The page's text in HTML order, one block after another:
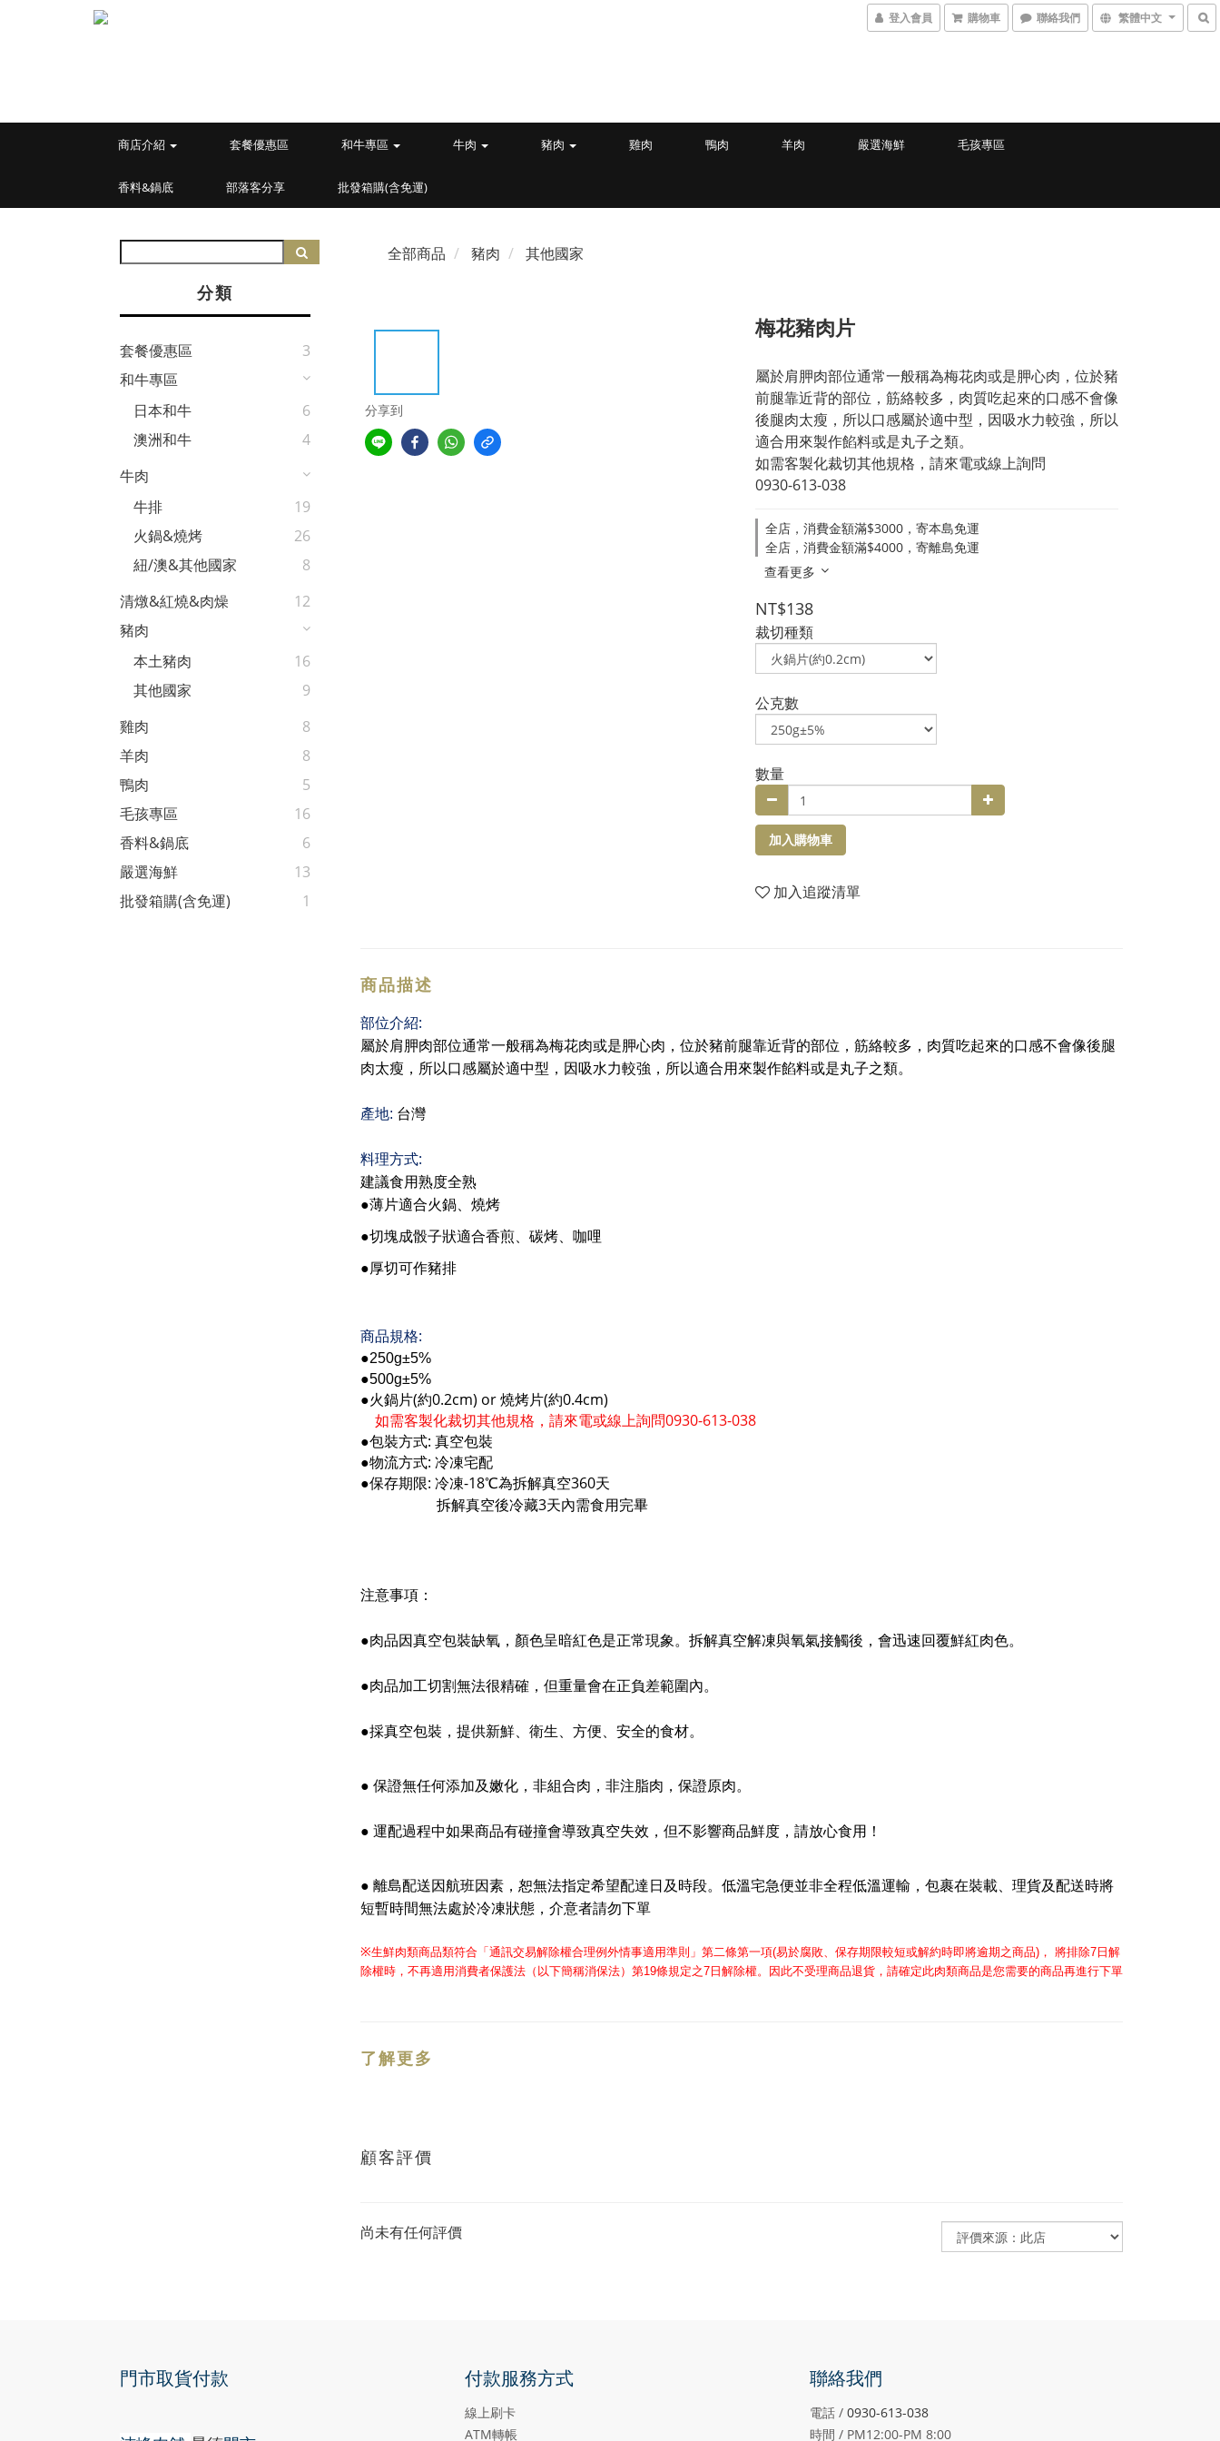
登入會員 購物車 聯絡我們 繁體中文
商店介紹 套餐優惠區 和牛專區 牛肉 豬肉 雞肉 鴨肉 羊肉 嚴選海鮮 毛孩專區
香料&鍋底 部落客分享 批發箱購(含免運)
分類
套餐優惠區
3
和牛專區
日本和牛
6
澳洲和牛
4
牛肉
牛排
19
火鍋&燒烤
26
紐/澳&其他國家
8
清燉&紅燒&肉燥
12
豬肉
本土豬肉
16
其他國家
9
雞肉
8
羊肉
8
鴨肉
5
毛孩專區
16
香料&鍋底
6
嚴選海鮮
13
批發箱購(含免運)
1
全部商品 豬肉 其他國家
分享到
梅花豬肉片
屬於肩胛肉部位通常一般稱為梅花肉或是胛心肉，位於豬
前腿靠近背的部位，筋絡較多，肉質吃起來的口感不會像
後腿肉太瘦，所以口感屬於適中型，因吸水力較強，所以
適合用來製作餡料或是丸子之類。
如需客製化裁切其他規格，請來電或線上詢問
0930-613-038
全店，消費金額滿$3000，寄本島免運
全店，消費金額滿$4000，寄離島免運
查看更多
NT$138
裁切種類
公克數
數量
加入購物車
加入追蹤清單
商品描述
部位介紹:
屬於肩胛肉部位通常一般稱為梅花肉或是胛心肉，位於豬前腿靠近背的部位，筋絡較多，肉質吃起來的口感不會像後腿
肉太瘦，所以口感屬於適中型，因吸水力較強，所以適合用來製作餡料或是丸子之類。
產地: 台灣
料理方式:
建議食用熟度全熟
●薄片適合火鍋、燒烤
●切塊成骰子狀適合香煎、碳烤、咖哩
●厚切可作豬排
商品規格:
●250g±5%
●500g±5%
●火鍋片(約0.2cm) or 燒烤片(約0.4cm)
如需客製化裁切其他規格，請來電或線上詢問0930-613-038
●包裝方式: 真空包裝
●物流方式: 冷凍宅配
●保存期限: 冷凍-18℃為拆解真空360天
拆解真空後冷藏3天內需食用完畢
注意事項：
●肉品因真空包裝缺氧，顏色呈暗紅色是正常現象。拆解真空解凍與氧氣接觸後，會迅速回覆鮮紅肉色。
●肉品加工切割無法很精確，但重量會在正負差範圍內。
●採真空包裝，提供新鮮、衛生、方便、安全的食材。
● 保證無任何添加及嫩化，非組合肉，非注脂肉，保證原肉。
● 運配過程中如果商品有碰撞會導致真空失效，但不影響商品鮮度，請放心食用！
● 離島配送因航班因素，恕無法指定希望配達日及時段。低溫宅急便並非全程低溫運輸，包裹在裝載、理貨及配送時將
短暫時間無法處於冷凍狀態，介意者請勿下單
※生鮮肉類商品類符合「通訊交易解除權合理例外情事適用準則」第二條第一項(易於腐敗、保存期限較短或解約時即將逾期之商品) ， 將排除7日解
除權時，不再適用消費者保護法（以下簡稱消保法）第19條規定之7日解除權。因此不受理商品退貨，請確定此肉類商品是您需要的商品再進行下單
了解更多
顧客評價
尚未有任何評價
門市取貨付款 付款服務方式
線上刷卡
ATM轉帳
聯絡我們
電話 / 0930-613-038
時間 / PM12:00-PM 8:00